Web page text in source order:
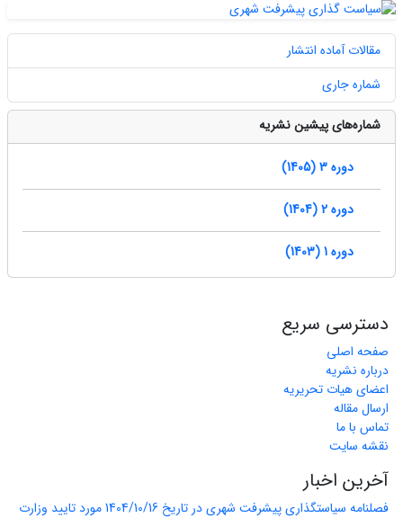
مقالات آماده انتشار
شماره جاری
شماره‌های پیشین نشریه
دوره 3 (1405)
دوره 2 (1404)
دوره 1 (1403)
دسترسی سریع
صفحه اصلی
درباره نشریه
اعضای هیات تحریریه
ارسال مقاله
تماس با ما
نقشه سایت
آخرین اخبار
فصلنامه سیاستگذاری پیشرفت شهری در تاریخ 1404/10/16 مورد تایید وزارت